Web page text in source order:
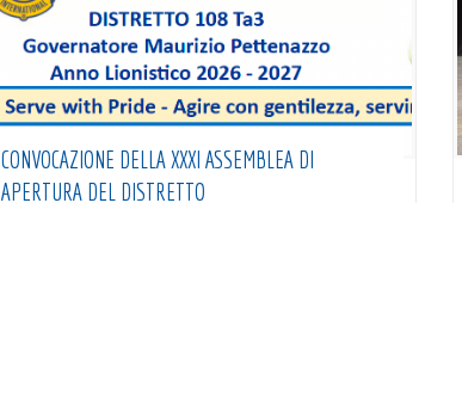
CONVOCAZIONE DELLA XXXI ASSEMBLEA DI
APERTURA DEL DISTRETTO